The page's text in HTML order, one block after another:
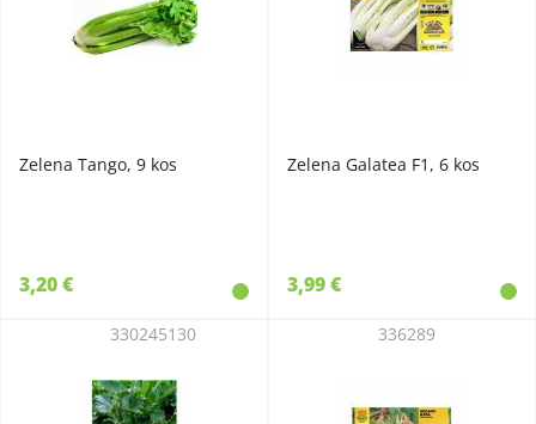
Zelena Tango, 9 kos
3,20 €
Zelena Galatea F1, 6 kos
3,99 €
330245130 336289